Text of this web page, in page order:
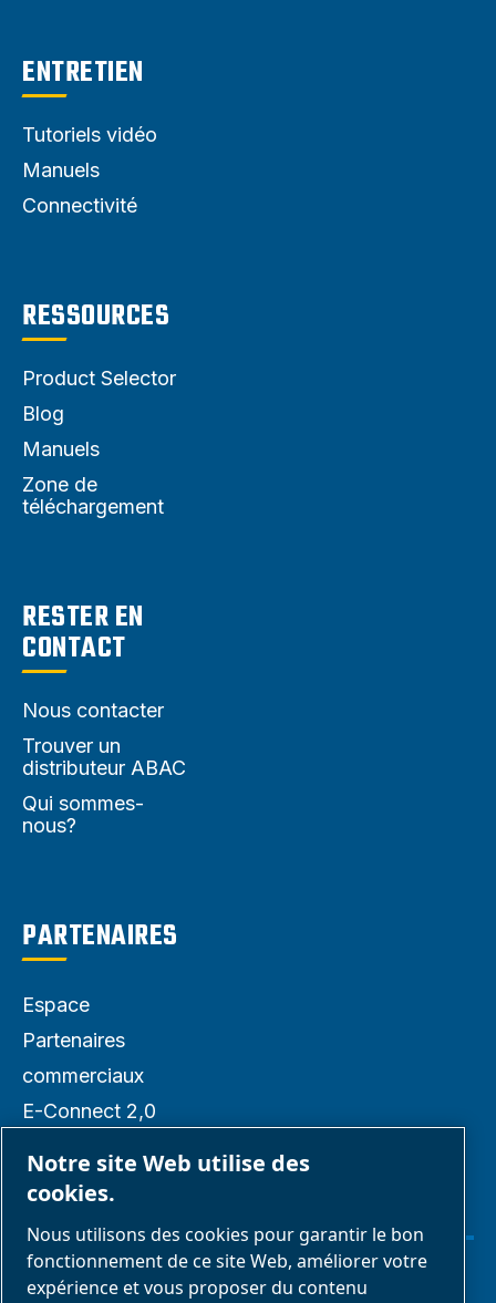
ENTRETIEN
Tutoriels vidéo
Manuels
Connectivité
RESSOURCES
Product Selector
Blog
Manuels
Zone de
téléchargement
RESTER EN
CONTACT
Nous contacter
Trouver un
distributeur ABAC
Qui sommes-
nous?
PARTENAIRES
Espace
Partenaires
commerciaux
E-Connect 2,0
Galerie média
Gérer les cookies
Notre site Web utilise des
cookies.
Nous utilisons des cookies pour garantir le bon
fonctionnement de ce site Web, améliorer votre
expérience et vous proposer du contenu